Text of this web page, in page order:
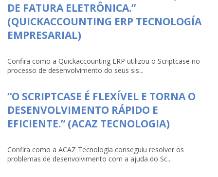
DE FATURA ELETRÔNICA.”
(QUICKACCOUNTING ERP TECNOLOGÍA
EMPRESARIAL)
Confira como a Quickaccounting ERP utilizou o Scriptcase no
processo de desenvolvimento do seus sis...
“O SCRIPTCASE É FLEXÍVEL E TORNA O
DESENVOLVIMENTO RÁPIDO E
EFICIENTE.” (ACAZ TECNOLOGIA)
Confira como a ACAZ Tecnologia conseguiu resolver os
problemas de desenvolvimento com a ajuda do Sc...